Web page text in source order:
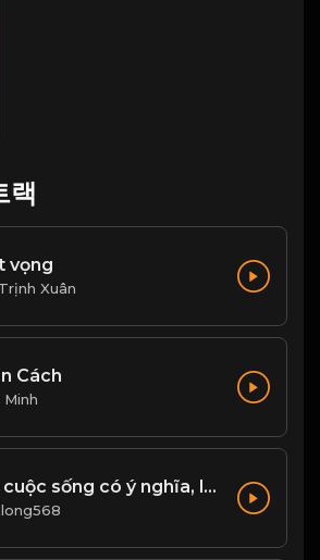
랙
vọng
Xuân
Cách
Một cuộc sống có ý nghĩa, là không ngừng tìm kiếm đam mê, động lực để phấn đấu...! & Đạo